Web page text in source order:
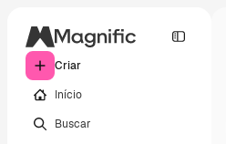
Criar
Início
Buscar